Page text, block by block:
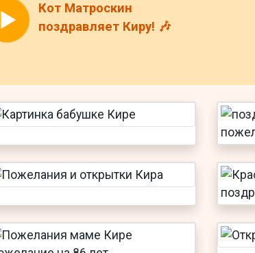
Кот Матроскин
поздравляет Киру! 🎶